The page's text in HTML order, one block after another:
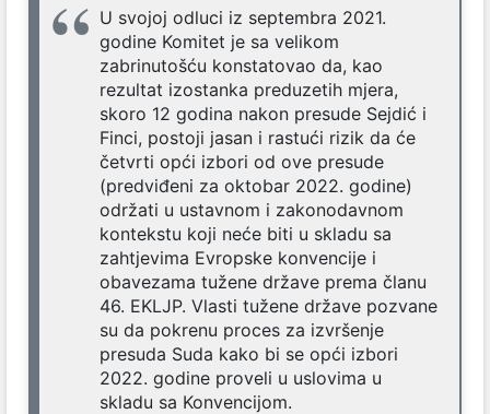
U svojoj odluci iz septembra 2021.
godine Komitet je sa velikom
zabrinutošću konstatovao da, kao
rezultat izostanka preduzetih mjera,
skoro 12 godina nakon presude Sejdić i
Finci, postoji jasan i rastući rizik da će
četvrti opći izbori od ove presude
(predviđeni za oktobar 2022. godine)
održati u ustavnom i zakonodavnom
kontekstu koji neće biti u skladu sa
zahtjevima Evropske konvencije i
obavezama tužene države prema članu
46. EKLJP. Vlasti tužene države pozvane
su da pokrenu proces za izvršenje
presuda Suda kako bi se opći izbori
2022. godine proveli u uslovima u
skladu sa Konvencijom.